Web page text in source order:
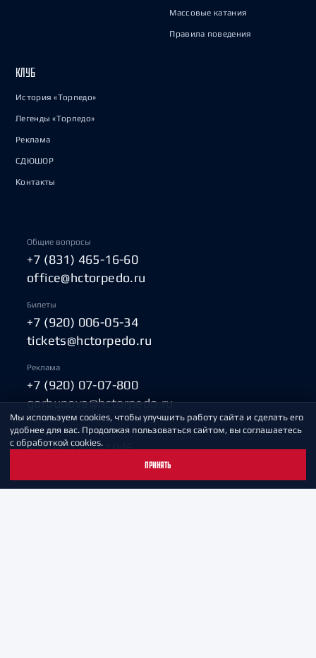
Массовые катания
Правила поведения
КЛУБ
История «Торпедо»
Легенды «Торпедо»
Реклама
СДЮШОР
Контакты
Общие вопросы
+7 (831) 465-16-60
office@hctorpedo.ru
Билеты
+7 (920) 006-05-34
tickets@hctorpedo.ru
Реклама
+7 (920) 07-07-800
gorbunova@hctorpedo.ru
Пресс-служба
+7 (930) 800-1946
pressa@hctorpedo.ru
Мы используем cookies, чтобы улучшить работу сайта и сделать его
удобнее для вас. Продолжая пользоваться сайтом, вы соглашаетесь
с обработкой cookies.
ПРИНЯТЬ